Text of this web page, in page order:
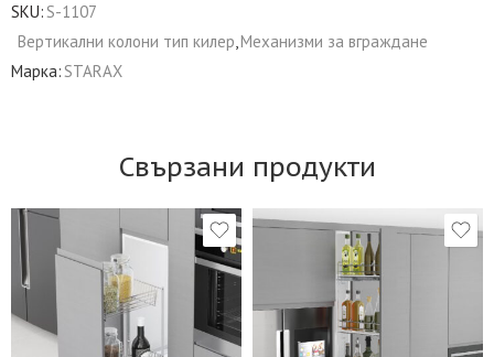
SKU:S-1107
Вертикални колони тип килер,Механизми за вграждане
Марка:STARAX
Свързани продукти